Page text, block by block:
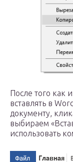
После того как
вставлять в
документу,
выбираем
использовать